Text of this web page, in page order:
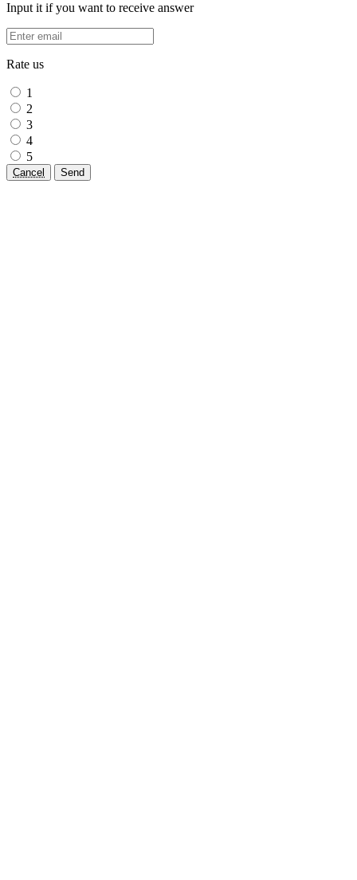
Input it if you want to receive answer
Rate us
1
2
3
4
5
Cancel Send